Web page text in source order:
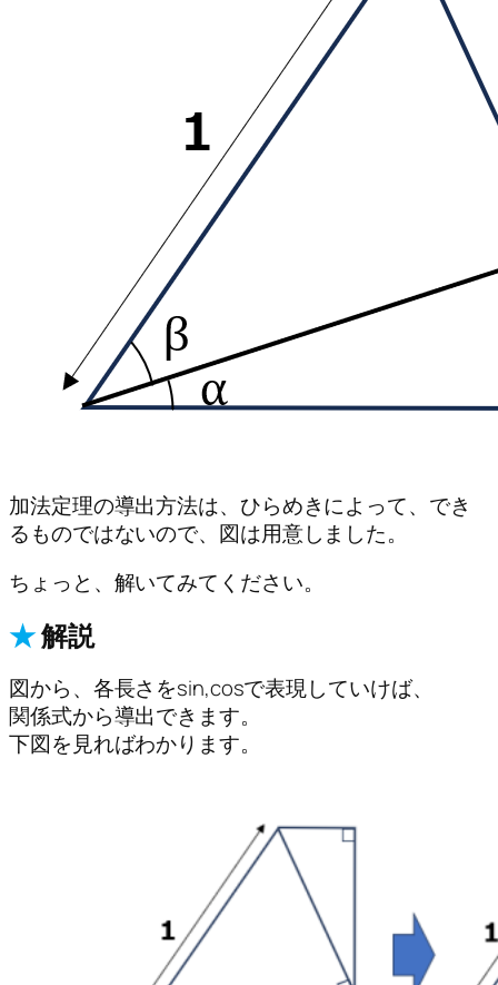
加法定理の導出方法は、ひらめきによって、でき
るものではないので、図は用意しました。
ちょっと、解いてみてください。
★解説
図から、各長さをsin,cosで表現していけば、
関係式から導出できます。
下図を見ればわかります。